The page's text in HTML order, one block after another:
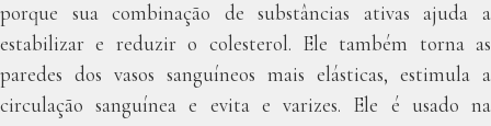
porque sua combinação de substâncias ativas ajuda a
estabilizar e reduzir o colesterol. Ele também torna as
paredes dos vasos sanguíneos mais elásticas, estimula a
circulação sanguínea e evita e varizes. Ele é usado na